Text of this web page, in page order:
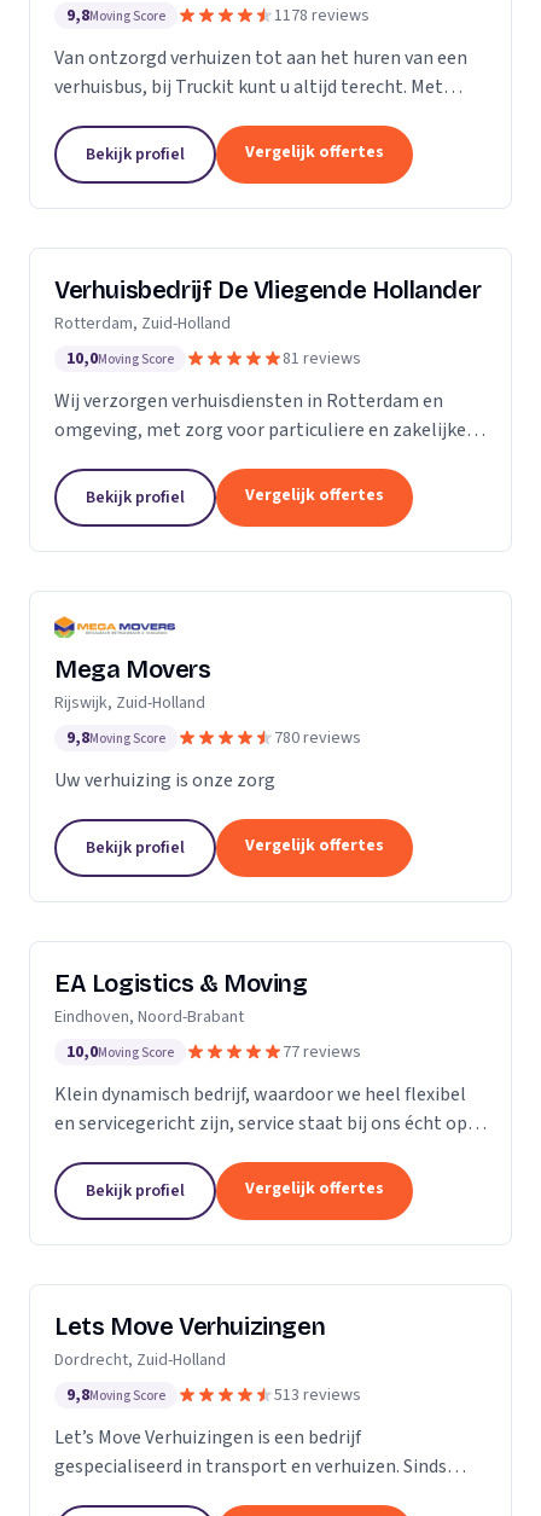
9,8Moving Score 1178 reviews
Van ontzorgd verhuizen tot aan het huren van een
verhuisbus, bij Truckit kunt u altijd terecht. Met
klanten geholpen door heel Nederland.
Bekijk profiel Vergelijk offertes
Verhuisbedrijf De Vliegende Hollander
Rotterdam, Zuid-Holland
10,0Moving Score 81 reviews
Wij verzorgen verhuisdiensten in Rotterdam en
omgeving, met zorg voor particuliere en zakelijke
Bekijk profiel Vergelijk offertes
Mega Movers
Rijswijk, Zuid-Holland
9,8Moving Score 780 reviews
Uw verhuizing is onze zorg
Bekijk profiel Vergelijk offertes
EA Logistics & Moving
Eindhoven, Noord-Brabant
10,0Moving Score 77 reviews
Klein dynamisch bedrijf, waardoor we heel flexibel
en servicegericht zijn, service staat bij ons écht op
Bekijk profiel Vergelijk offertes
Lets Move Verhuizingen
Dordrecht, Zuid-Holland
9,8Moving Score 513 reviews
Let’s Move Verhuizingen is een bedrijf
gespecialiseerd in transport en verhuizen. Sinds